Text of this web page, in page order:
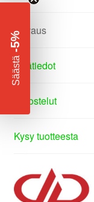
Kuvaus
Lisätiedot
Arvostelut
Kysy tuotteesta
Säästä
-5%